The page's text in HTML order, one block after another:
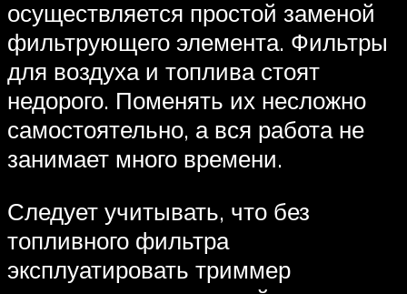
осуществляется простой заменой
фильтрующего элемента. Фильтры
для воздуха и топлива стоят
недорого. Поменять их несложно
самостоятельно, а вся работа не
занимает много времени.
Следует учитывать, что без
топливного фильтра
эксплуатировать триммер